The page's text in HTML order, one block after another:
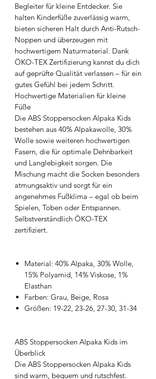
Begleiter für kleine Entdecker. Sie
halten Kinderfüße zuverlässig warm,
bieten sicheren Halt durch Anti-Rutsch-
Noppen und überzeugen mit
hochwertigem Naturmaterial. Dank
ÖKO-TEX Zertifizierung kannst du dich
auf geprüfte Qualität verlassen – für ein
gutes Gefühl bei jedem Schritt.
Hochwertige Materialien für kleine
Füße
Die ABS Stoppersocken Alpaka Kids
bestehen aus 40% Alpakawolle, 30%
Wolle sowie weiteren hochwertigen
Fasern, die für optimale Dehnbarkeit
und Langlebigkeit sorgen. Die
Mischung macht die Socken besonders
atmungsaktiv und sorgt für ein
angenehmes Fußklima – egal ob beim
Spielen, Toben oder Entspannen.
Selbstverständlich ÖKO-TEX
zertifiziert.
Material: 40% Alpaka, 30% Wolle,
15% Polyamid, 14% Viskose, 1%
Elasthan
Farben: Grau, Beige, Rosa
Größen: 19-22, 23-26, 27-30, 31-34
ABS Stoppersocken Alpaka Kids im
Überblick
Die ABS Stoppersocken Alpaka Kids
sind warm, bequem und rutschfest.